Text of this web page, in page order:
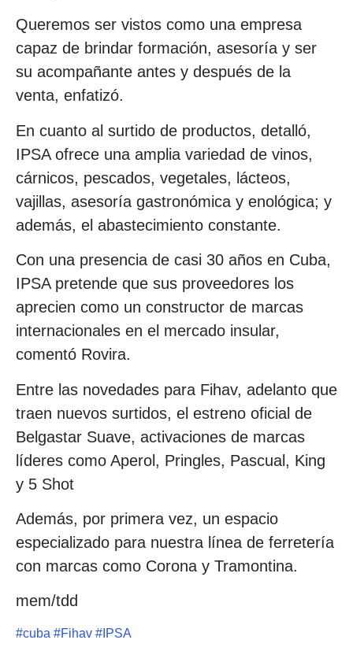
Queremos ser vistos como una empresa
capaz de brindar formación, asesoría y ser
su acompañante antes y después de la
venta, enfatizó.
En cuanto al surtido de productos, detalló,
IPSA ofrece una amplia variedad de vinos,
cárnicos, pescados, vegetales, lácteos,
vajillas, asesoría gastronómica y enológica; y
además, el abastecimiento constante.
Con una presencia de casi 30 años en Cuba,
IPSA pretende que sus proveedores los
aprecien como un constructor de marcas
internacionales en el mercado insular,
comentó Rovira.
Entre las novedades para Fihav, adelanto que
traen nuevos surtidos, el estreno oficial de
Belgastar Suave, activaciones de marcas
líderes como Aperol, Pringles, Pascual, King
y 5 Shot
Además, por primera vez, un espacio
especializado para nuestra línea de ferretería
con marcas como Corona y Tramontina.
mem/tdd
#cuba #Fihav # IPSA